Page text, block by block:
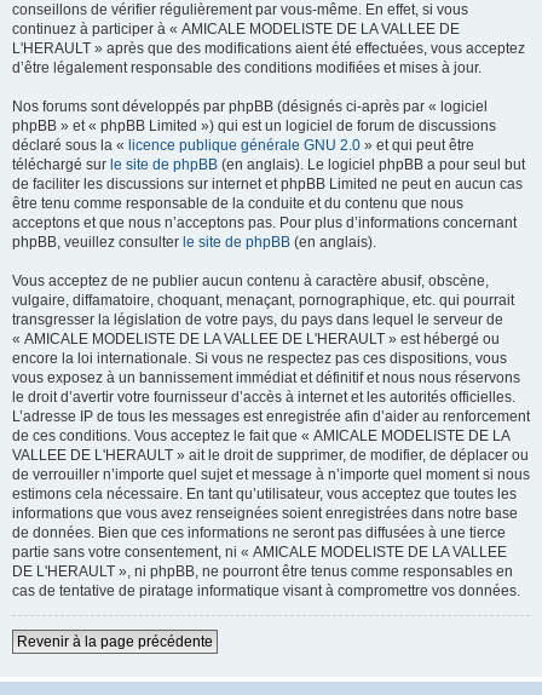
conseillons de vérifier régulièrement par vous-même. En effet, si vous
continuez à participer à « AMICALE MODELISTE DE LA VALLEE DE
L'HERAULT » après que des modifications aient été effectuées, vous acceptez
d’être légalement responsable des conditions modifiées et mises à jour.
Nos forums sont développés par phpBB (désignés ci-après par « logiciel
phpBB » et « phpBB Limited ») qui est un logiciel de forum de discussions
déclaré sous la « licence publique générale GNU 2.0 » et qui peut être
téléchargé sur le site de phpBB (en anglais). Le logiciel phpBB a pour seul but
de faciliter les discussions sur internet et phpBB Limited ne peut en aucun cas
être tenu comme responsable de la conduite et du contenu que nous
acceptons et que nous n’acceptons pas. Pour plus d’informations concernant
phpBB, veuillez consulter le site de phpBB (en anglais).
Vous acceptez de ne publier aucun contenu à caractère abusif, obscène,
vulgaire, diffamatoire, choquant, menaçant, pornographique, etc. qui pourrait
transgresser la législation de votre pays, du pays dans lequel le serveur de
« AMICALE MODELISTE DE LA VALLEE DE L'HERAULT » est hébergé ou
encore la loi internationale. Si vous ne respectez pas ces dispositions, vous
vous exposez à un bannissement immédiat et définitif et nous nous réservons
le droit d’avertir votre fournisseur d’accès à internet et les autorités officielles.
L’adresse IP de tous les messages est enregistrée afin d’aider au renforcement
de ces conditions. Vous acceptez le fait que « AMICALE MODELISTE DE LA
VALLEE DE L'HERAULT » ait le droit de supprimer, de modifier, de déplacer ou
de verrouiller n’importe quel sujet et message à n’importe quel moment si nous
estimons cela nécessaire. En tant qu’utilisateur, vous acceptez que toutes les
informations que vous avez renseignées soient enregistrées dans notre base
de données. Bien que ces informations ne seront pas diffusées à une tierce
partie sans votre consentement, ni « AMICALE MODELISTE DE LA VALLEE
DE L'HERAULT », ni phpBB, ne pourront être tenus comme responsables en
cas de tentative de piratage informatique visant à compromettre vos données.
Revenir à la page précédente